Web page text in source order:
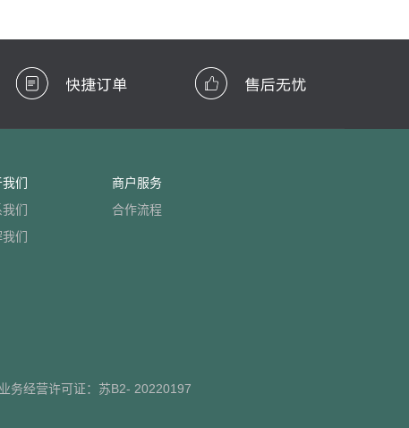
们
们
们
商户服务
合作流程
务经营许可证： 苏B2- 20220197